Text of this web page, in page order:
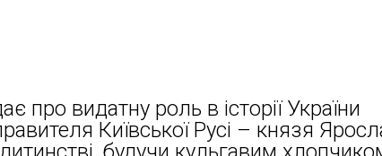
про видатну роль в історії України
Київської Русі – князя